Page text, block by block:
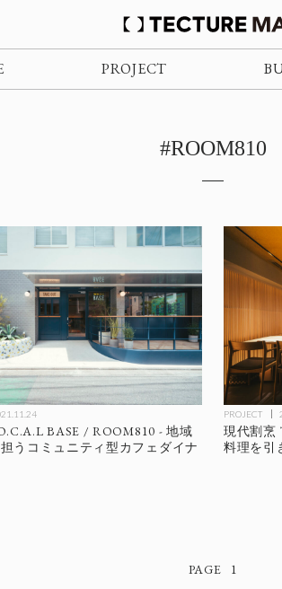
PROJECT
#ROOM810
BASE / ROOM810 - 地域
うコミュニティ型カフェダイナ
PROJECT
現代割烹
料理を引
1